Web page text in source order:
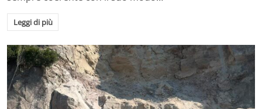
Leggi di più